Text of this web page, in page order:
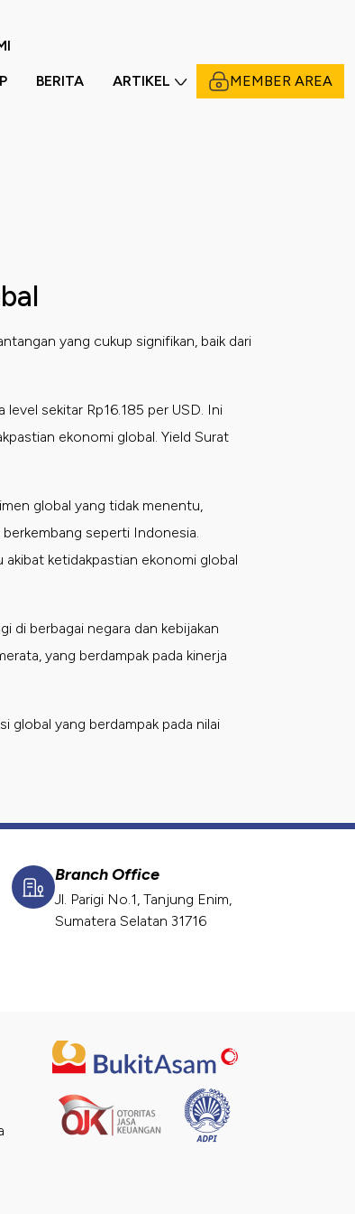
BERITA ARTIKEL MEMBER AREA
yang cukup signifikan, baik dari
sekitar Rp16.185 per USD. Ini
ekonomi global. Yield Surat
global yang tidak menentu,
seperti Indonesia.
ketidakpastian ekonomi global​
di berbagai negara dan kebijakan
yang berdampak pada kinerja
global yang berdampak pada nilai
Branch Office
Jl. Parigi No.1, Tanjung Enim,
Sumatera Selatan 31716